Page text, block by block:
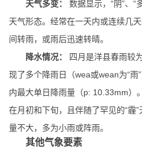
天气多变：
数据显示，“阴”、“
天气形态。经常在一天内或连续几
间转雨，或雨后迅速转晴。
降水情况：
四月是洋县春雨较
现了多个降雨日（wea或wean为“雨
内最大单日降雨量（p: 10.33mm）
在月初和下旬，且伴随了罕见的“霾
量不大，多为小雨或阵雨。
其他气象要素